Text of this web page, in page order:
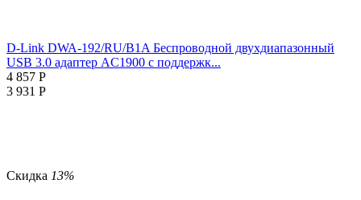
D-Link DWA-192/RU/B1A Беспроводной двухдиапазонный
USB 3.0 адаптер AC1900 с поддержк...
4 857 Р
3 931 Р
Скидка 13%